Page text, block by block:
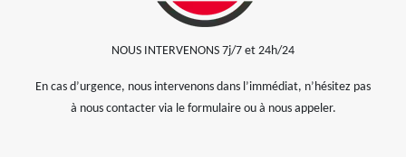
NOUS INTERVENONS 7j/7 et 24h/24
En cas d’urgence, nous intervenons dans l’immédiat, n’hésitez pas
à nous contacter via le formulaire ou à nous appeler.